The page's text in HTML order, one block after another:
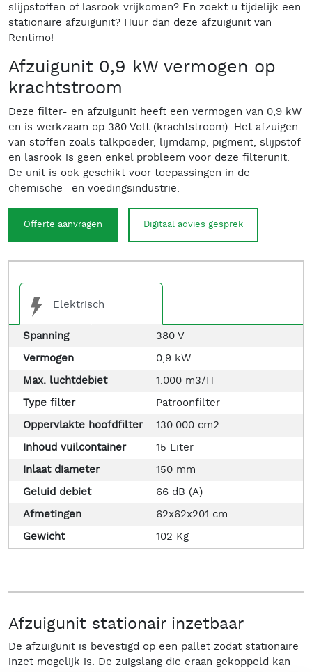
slijpstoffen of lasrook vrijkomen? En zoekt u tijdelijk een
stationaire afzuigunit? Huur dan deze afzuigunit van
Rentimo!
Afzuigunit 0,9 kW vermogen op
krachtstroom
Deze filter- en afzuigunit heeft een vermogen van 0,9 kW
en is werkzaam op 380 Volt (krachtstroom). Het afzuigen
van stoffen zoals talkpoeder, lijmdamp, pigment, slijpstof
en lasrook is geen enkel probleem voor deze filterunit.
De unit is ook geschikt voor toepassingen in de
chemische- en voedingsindustrie.
Offerte aanvragen Digitaal advies gesprek
Elektrisch
Spanning
380 V
Vermogen
0,9 kW
Max. luchtdebiet
1.000 m3/H
Type filter
Patroonfilter
Oppervlakte hoofdfilter
130.000 cm2
Inhoud vuilcontainer
15 Liter
Inlaat diameter
150 mm
Geluid debiet
66 dB (A)
Afmetingen
62x62x201 cm
Gewicht
102 Kg
Afzuigunit stationair inzetbaar
De afzuigunit is bevestigd op een pallet zodat stationaire
inzet mogelijk is. De zuigslang die eraan gekoppeld kan